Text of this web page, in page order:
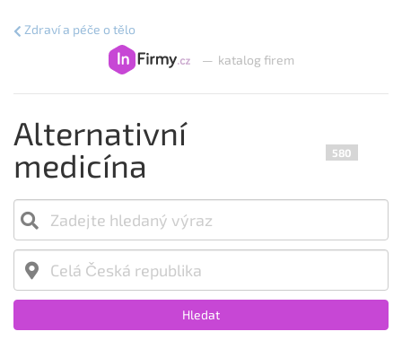
— katalog firem
Zdraví a péče o tělo
Alternativní
medicína
580
Hledat